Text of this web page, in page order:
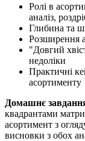
Ролі в
аналіз,
Глибина та
Розширення
"Довгий
недоліки
Практичні
асортименту
Домашнє
квадрантами
асортимент з
висновки з обох